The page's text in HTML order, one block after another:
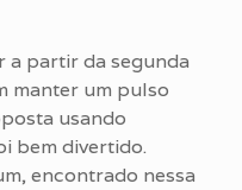
a partir da segunda
manter um pulso
usando
bem divertido.
encontrado nessa